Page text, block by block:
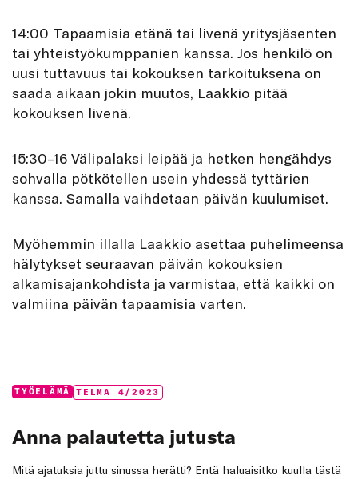
14:00 Tapaamisia etänä tai livenä yritysjäsenten
tai yhteistyökumppanien kanssa. Jos henkilö on
uusi tuttavuus tai kokouksen tarkoituksena on
saada aikaan jokin muutos, Laakkio pitää
kokouksen livenä.
15:30–16 Välipalaksi leipää ja hetken hengähdys
sohvalla pötkötellen usein yhdessä tyttärien
kanssa. Samalla vaihdetaan päivän kuulumiset.
Myöhemmin illalla Laakkio asettaa puhelimeensa
hälytykset seuraavan päivän kokouksien
alkamisajankohdista ja varmistaa, että kaikki on
valmiina päivän tapaamisia varten.
Categories:
TYÖELÄMÄ Tags:
TELMA 4/2023
Anna palautetta jutusta
Mitä ajatuksia juttu sinussa herätti? Entä haluaisitko kuulla tästä